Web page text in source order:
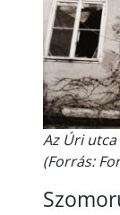
Az Úri
(Forrás: